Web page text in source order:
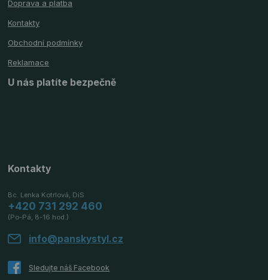
Doprava a platba
Kontakty
Obchodní podmínky
Reklamace
U nás platíte bezpečně
Kontakty
Bc. Lenka Kotrlová, DiS
+420 731 292 460
(Po-Pá, 8-16 hod.)
info@panskystyl.cz